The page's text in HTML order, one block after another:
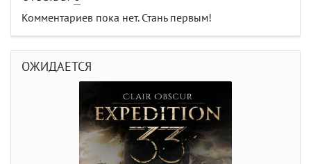
Комментариев пока нет. Стань первым!
ОЖИДАЕТСЯ